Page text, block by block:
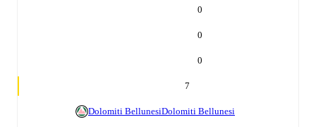
0
0
0
7
Dolomiti BellunesiDolomiti Bellunesi